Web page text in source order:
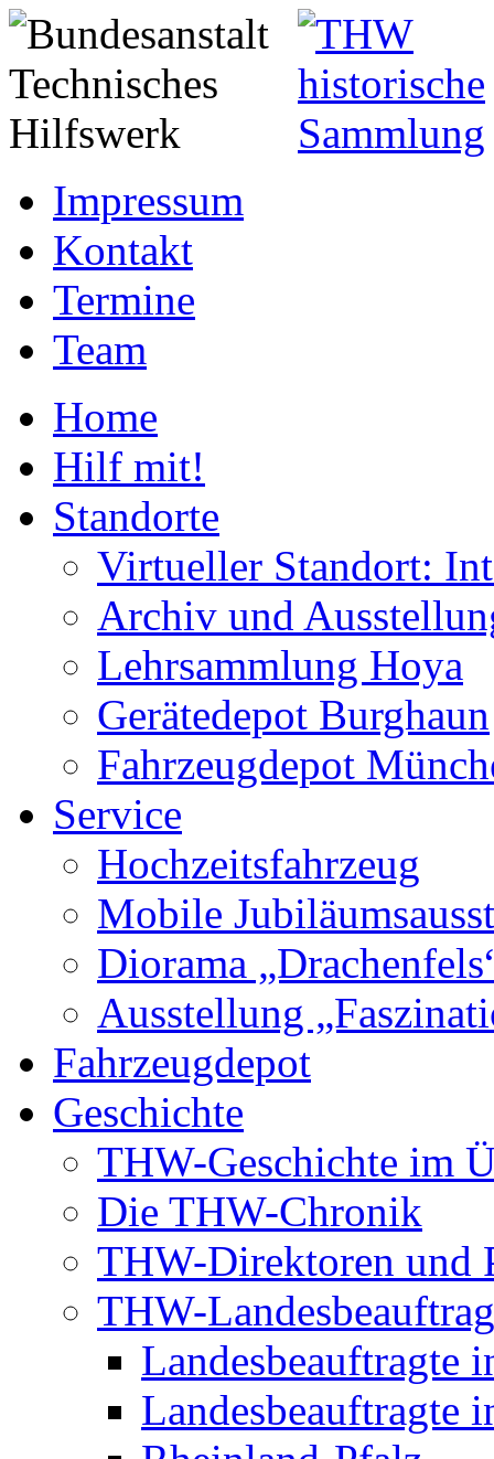
Impressum
Kontakt
Termine
Team
Home
Hilf mit!
Standorte
Virtueller Standort:
Archiv und
Lehrsammlung Hoya
Gerätedepot Burghaun
Fahrzeugdepot
Service
Hochzeitsfahrzeug
Mobile
Diorama
Ausstellung
Fahrzeugdepot
Geschichte
THW-Geschichte im
Die THW-Chronik
THW-Direktoren und
THW-
Landesbeauftragte
Landesbeauftragte